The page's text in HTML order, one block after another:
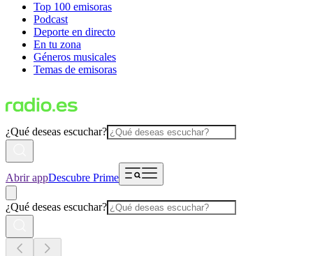
Top 100 emisoras
Podcast
Deporte en directo
En tu zona
Géneros musicales
Temas de emisoras
¿Qué deseas escuchar?
Abrir appDescubre Prime
¿Qué deseas escuchar?